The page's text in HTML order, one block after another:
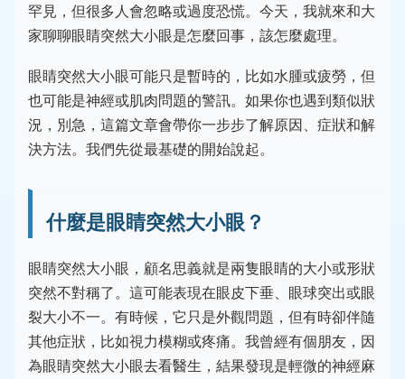
罕見，但很多人會忽略或過度恐慌。今天，我就來和大
家聊聊眼睛突然大小眼是怎麼回事，該怎麼處理。
眼睛突然大小眼可能只是暫時的，比如水腫或疲勞，但
也可能是神經或肌肉問題的警訊。如果你也遇到類似狀
況，別急，這篇文章會帶你一步步了解原因、症狀和解
決方法。我們先從最基礎的開始說起。
什麼是眼睛突然大小眼？
眼睛突然大小眼，顧名思義就是兩隻眼睛的大小或形狀
突然不對稱了。這可能表現在眼皮下垂、眼球突出或眼
裂大小不一。有時候，它只是外觀問題，但有時卻伴隨
其他症狀，比如視力模糊或疼痛。我曾經有個朋友，因
為眼睛突然大小眼去看醫生，結果發現是輕微的神經麻